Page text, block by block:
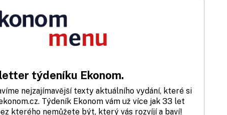
týdeníku Ekonom.
nejzajímavější texty aktuálního vydání, které si
Týdeník Ekonom vám už více jak 33 let
kterého nemůžete být, který vás rozvíjí a baví!